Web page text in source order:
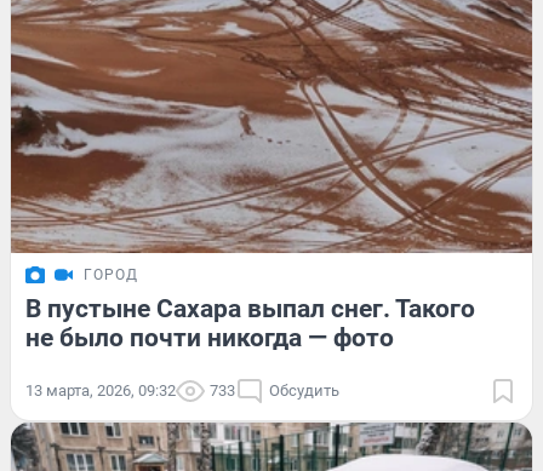
ГОРОД
В пустыне Сахара выпал снег. Такого
не было почти никогда — фото
13 марта, 2026, 09:32 733 Обсудить